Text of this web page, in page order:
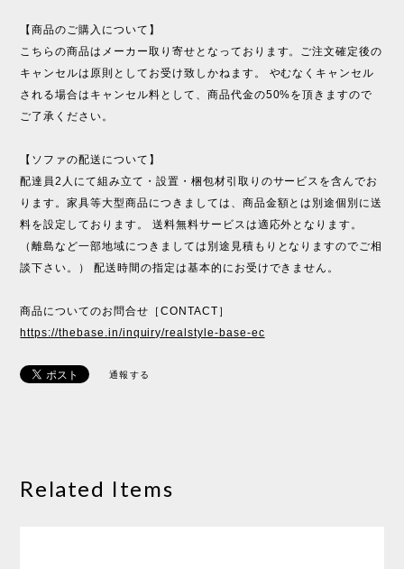
【商品のご購入について】
こちらの商品はメーカー取り寄せとなっております。ご注文確定後の
キャンセルは原則としてお受け致しかねます。 やむなくキャンセル
される場合はキャンセル料として、商品代金の50%を頂きますので
ご了承ください。
【ソファの配送について】
配達員2人にて組み立て・設置・梱包材引取りのサービスを含んでお
ります。家具等大型商品につきましては、商品金額とは別途個別に送
料を設定しております。 送料無料サービスは適応外となります。
（離島など一部地域につきましては別途見積もりとなりますのでご相
談下さい。） 配送時間の指定は基本的にお受けできません。
商品についてのお問合せ［CONTACT］
https://thebase.in/inquiry/realstyle-base-ec
通報する
Related Items